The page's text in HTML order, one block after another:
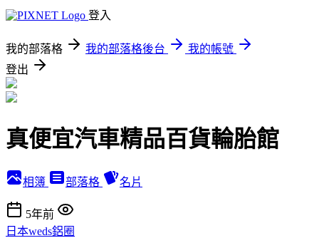
登入
我的部落格 我的部落格後台
我的帳號
登出
真便宜汽車精品百貨輪胎館
相簿 部落格 名片
5年前
日本weds鋁圈